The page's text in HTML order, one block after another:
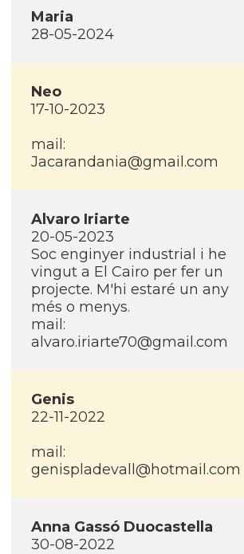
Maria
28-05-2024
Neo
17-10-2023
mail:
Jacarandania@gmail.com
Alvaro Iriarte
20-05-2023
Soc enginyer industrial i he
vingut a El Cairo per fer un
projecte. M'hi estaré un any
més o menys.
mail:
alvaro.iriarte70@gmail.com
Genis
22-11-2022
mail:
genispladevall@hotmail.com
Anna Gassó Duocastella
30-08-2022